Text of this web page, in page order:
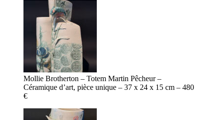
Mollie Brotherton – Totem Martin Pêcheur –
Céramique d’art, pièce unique – 37 x 24 x 15 cm – 480
€